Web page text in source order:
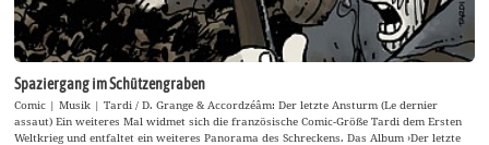
Spaziergang im Schützengraben
Comic | Musik | Tardi / D. Grange & Accordzéâm: Der letzte Ansturm (Le dernier
assaut) Ein weiteres Mal widmet sich die französische Comic-Größe Tardi dem Ersten
Weltkrieg und entfaltet ein weiteres Panorama des Schreckens. Das Album ›Der letzte